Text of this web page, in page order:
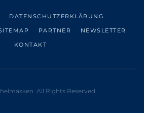
DATENSCHUTZERKLÄRUNG
PARTNER
NEWSLETTER
KONTAKT
All Rights Reserved.